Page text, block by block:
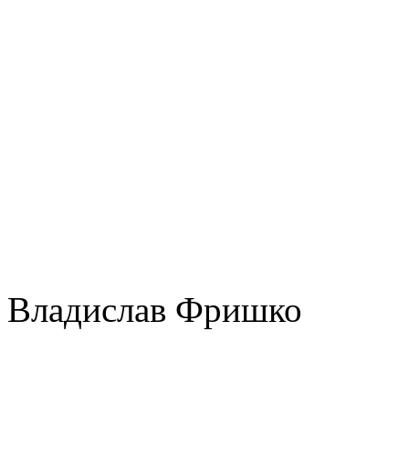
Владислав Фришко